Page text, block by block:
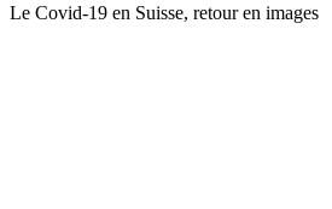
Le Covid-19 en Suisse, retour en images